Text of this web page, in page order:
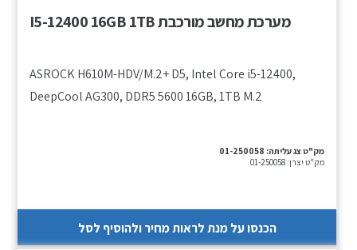
מערכת מחשב מורכבת I5-12400 16GB 1TB
ASROCK H610M-HDV/M.2+ D5, Intel Core i5-12400,
DeepCool AG300, DDR5 5600 16GB, 1TB M.2
מק"ט צג עליתה: 01-250058
מק"ט יצרן: 01-250058
הכנסו על מנת לראות מחיר ולהוסיף לסל